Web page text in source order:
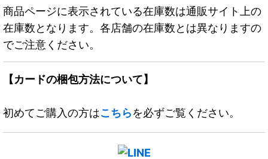
商品ページに表示されている在庫数は通販サイト上の
在庫数となります。各店舗の在庫数とは異なりますの
でご注意ください。
【カードの梱包方法について】
初めてご購入の方はこちらを必ずご覧ください。